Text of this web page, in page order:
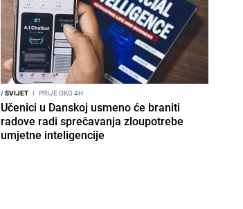
/SVIJET I PRIJE OKO 4H
Učenici u Danskoj usmeno će braniti
radove radi sprečavanja zloupotrebe
umjetne inteligencije